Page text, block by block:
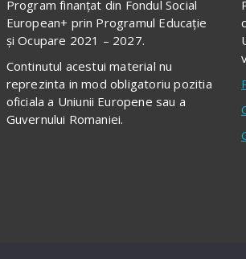
Program finanțat din Fondul Social
European+ prin Programul Educație
și Ocupare 2021 – 2027.
Continutul acestui material nu
reprezinta in mod obligatoriu pozitia
oficiala a Uniunii Europene sau a
Guvernului Romaniei.